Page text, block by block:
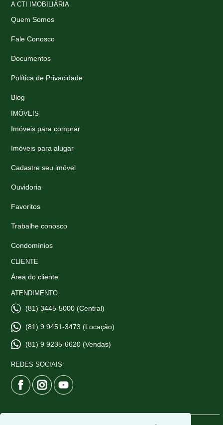
A CTI IMOBILIÁRIA
Quem Somos
Fale Conosco
Documentos
Política de Privacidade
Blog
IMÓVEIS
Imóveis para comprar
Imóveis para alugar
Cadastre seu imóvel
Ouvidoria
Favoritos
Trabalhe conosco
Condomínios
CLIENTE
Área do cliente
ATENDIMENTO
(81) 3445-5000 (Central)
(81) 9 9451-3473 (Locação)
(81) 9 9235-6620 (Vendas)
REDES SOCIAIS